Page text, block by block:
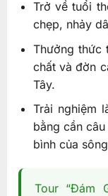
Trở về tuổi
chẹp, nhảy
Thưởng thức
chất và đờn
Tây.
Trải nghiệm
bằng cần
bình của
Tour “Đám